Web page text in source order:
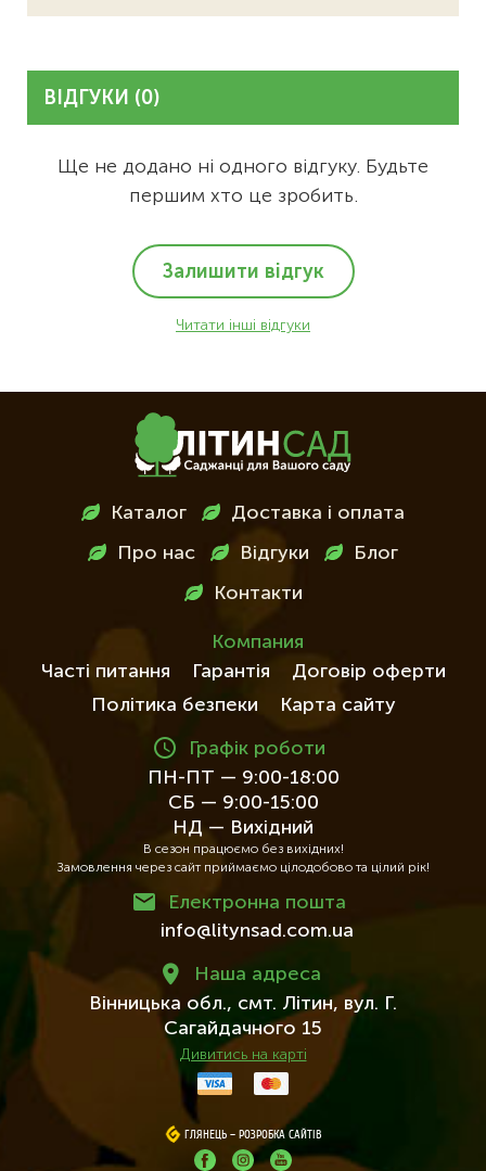
ВІДГУКИ (0)
Ще не додано ні одного відгуку. Будьте
першим хто це зробить.
Залишити відгук
Читати інші відгуки
Каталог Доставка і оплата
Про нас Відгуки Блог
Контакти
Компания
Часті питання
Гарантія
Договір оферти
Політика безпеки
Карта сайту
Графік роботи
ПН-ПТ — 9:00-18:00
СБ — 9:00-15:00
НД — Вихідний
В сезон працюємо без вихідних!
Замовлення через сайт приймаємо цілодобово та цілий рік!
Електронна пошта
info@litynsad.com.ua
Наша адреса
Вінницька обл., смт. Літин, вул. Г.
Сагайдачного 15
Дивитись на карті
ГЛЯНЕЦЬ– РОЗРОБКА САЙТІВ
ГЛЯНЕЦЬ– РОЗРОБКА САЙТІВ